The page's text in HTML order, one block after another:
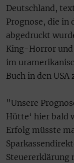
Deutschland,
Prognose, die in
abgedruckt
King-Horror und
im
Buch in den
"Unsere
Hütte‘ hier bald
Erfolg müsste
Steuererklärung